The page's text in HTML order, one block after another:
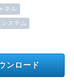
ネル
システム
ンロード